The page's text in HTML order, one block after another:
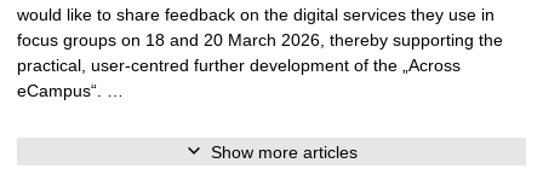
would like to share feedback on the digital services they use in
focus groups on 18 and 20 March 2026, thereby supporting the
practical, user-centred further development of the „Across
eCampus“. …
Show more articles